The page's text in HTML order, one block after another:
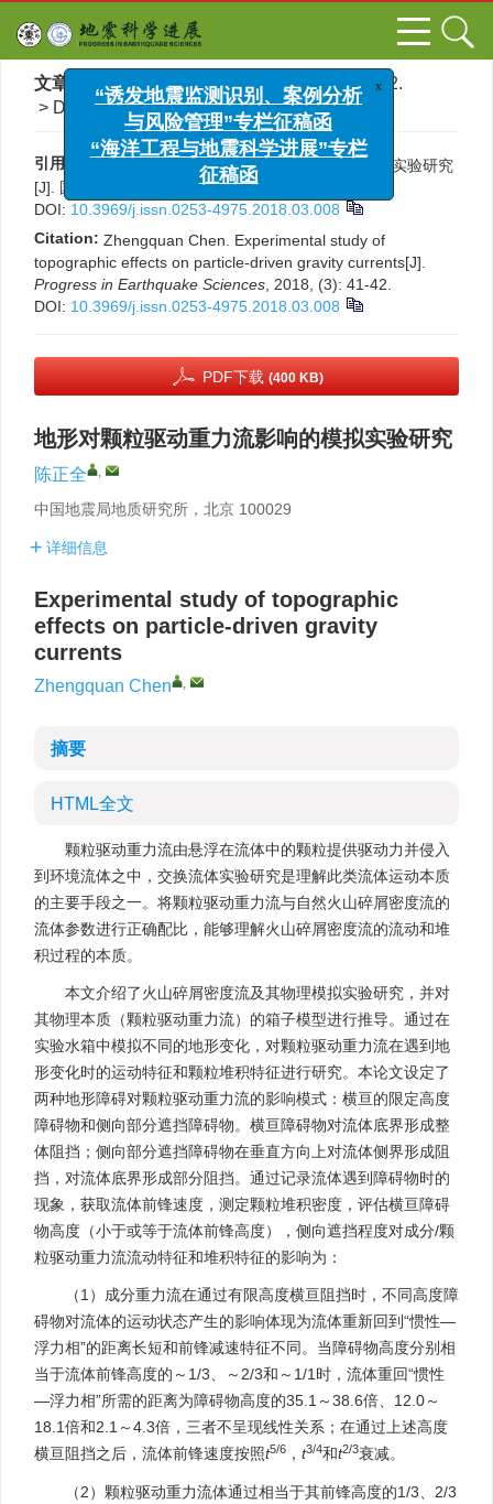
文章导航 > 国际地震动态> 2018>(3) : 41-42.
> DOI:
10.3969/j.issn.0253-4975.2018.03.008
引用本文: 陈正全. 地形对颗粒驱动重力流影响的模拟实验研究
[J]. 国际地震动态, 2018, (3): 41-42.
DOI: 10.3969/j.issn.0253-4975.2018.03.008
Citation: Zhengquan Chen. Experimental study of
topographic effects on particle-driven gravity currents[J].
Progress in Earthquake Sciences , 2018, (3): 41-42.
DOI: 10.3969/j.issn.0253-4975.2018.03.008
PDF下载 (400 KB)
地形对颗粒驱动重力流影响的模拟实验研究
陈正全 ,
中国地震局地质研究所，北京 100029
详细信息
Experimental study of topographic
effects on particle-driven gravity
currents
Zhengquan Chen ,
摘要
HTML全文
颗粒驱动重力流由悬浮在流体中的颗粒提供驱动力并侵入
到环境流体之中，交换流体实验研究是理解此类流体运动本质
的主要手段之一。将颗粒驱动重力流与自然火山碎屑密度流的
流体参数进行正确配比，能够理解火山碎屑密度流的流动和堆
积过程的本质。
本文介绍了火山碎屑密度流及其物理模拟实验研究，并对
其物理本质（颗粒驱动重力流）的箱子模型进行推导。通过在
实验水箱中模拟不同的地形变化，对颗粒驱动重力流在遇到地
形变化时的运动特征和颗粒堆积特征进行研究。本论文设定了
两种地形障碍对颗粒驱动重力流的影响模式：横亘的限定高度
障碍物和侧向部分遮挡障碍物。横亘障碍物对流体底界形成整
体阻挡；侧向部分遮挡障碍物在垂直方向上对流体侧界形成阻
挡，对流体底界形成部分阻挡。通过记录流体遇到障碍物时的
现象，获取流体前锋速度，测定颗粒堆积密度，评估横亘障碍
物高度（小于或等于流体前锋高度），侧向遮挡程度对成分/颗
粒驱动重力流流动特征和堆积特征的影响为：
（1）成分重力流在通过有限高度横亘阻挡时，不同高度障
碍物对流体的运动状态产生的影响体现为流体重新回到“惯性—
浮力相”的距离长短和前锋减速特征不同。当障碍物高度分别相
当于流体前锋高度的～1/3、～2/3和～1/1时，流体重回“惯性
—浮力相”所需的距离为障碍物高度的35.1～38.6倍、12.0～
18.1倍和2.1～4.3倍，三者不呈现线性关系；在通过上述高度
横亘阻挡之后，流体前锋速度按照t5/6 ， t3/4和t2/3衰减。
（2）颗粒驱动重力流体通过相当于其前锋高度的1/3、2/3
x
“诱发地震监测识别、案例分析
与风险管理”专栏征稿函
“海洋工程与地震科学进展”专栏
征稿函